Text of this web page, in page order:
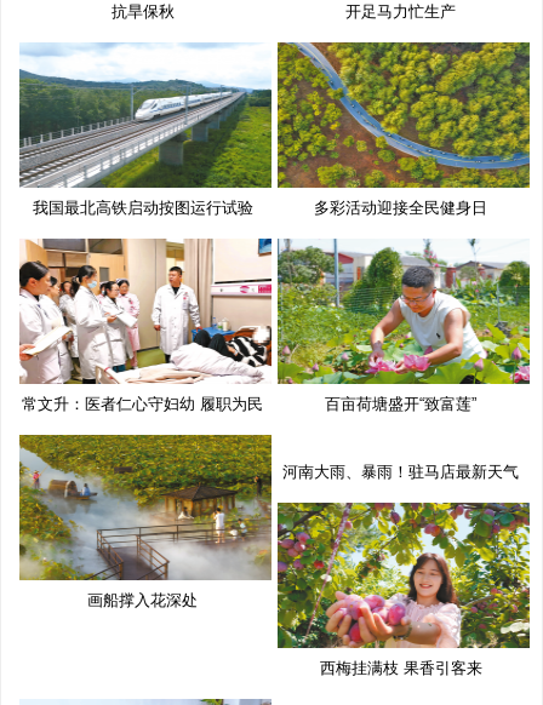
抗旱保秋 开足马力忙生产
我国最北高铁启动按图运行试验 多彩活动迎接全民健身日
常文升：医者仁心守妇幼 履职为民 百亩荷塘盛开“致富莲”
画船撑入花深处
河南大雨、暴雨！驻马店最新天气
预
西梅挂满枝 果香引客来